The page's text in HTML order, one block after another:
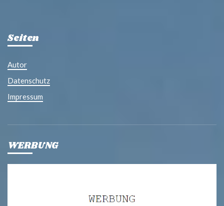
Seiten
Autor
Datenschutz
Impressum
WERBUNG